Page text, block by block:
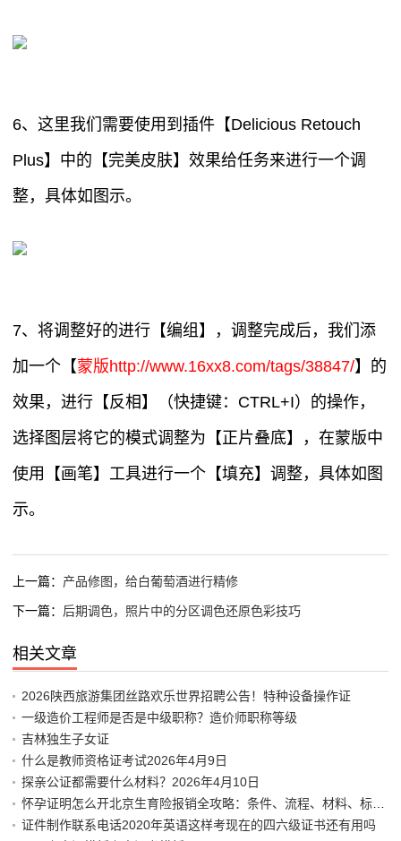
6、这里我们需要使用到插件【Delicious Retouch
Plus】中的【完美皮肤】效果给任务来进行一个调
整，具体如图示。
7、将调整好的进行【编组】，调整完成后，我们添
加一个【蒙版http://www.16xx8.com/tags/38847/】的
效果，进行【反相】（快捷键：CTRL+I）的操作，
选择图层将它的模式调整为【正片叠底】，在蒙版中
使用【画笔】工具进行一个【填充】调整，具体如图
示。
上一篇： 产品修图，给白葡萄酒进行精修
下一篇： 后期调色，照片中的分区调色还原色彩技巧
相关文章
2026陕西旅游集团丝路欢乐世界招聘公告！特种设备操作证
一级造价工程师是否是中级职称？造价师职称等级
吉林独生子女证
什么是教师资格证考试2026年4月9日
探亲公证都需要什么材料？2026年4月10日
证件制作联系电话2020年英语这样考现在的四六级证书还有用吗